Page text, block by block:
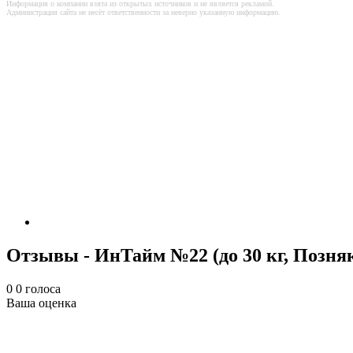
Информация о компании взята из открытых источников и не является рекламой.
Администрация сайта не несёт ответственности за неверно указанную информацию.
Отзывы - ИнТайм №22 (до 30 кг,
0 0 голоса
Ваша оценка